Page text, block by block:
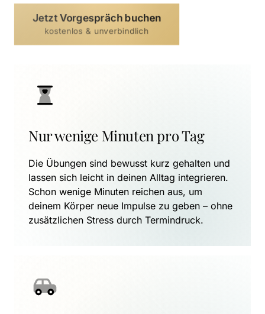
Jetzt Vorgespräch buchen
kostenlos & unverbindlich
Nur wenige Minuten pro Tag
Die Übungen sind bewusst kurz gehalten und
lassen sich leicht in deinen Alltag integrieren.
Schon wenige Minuten reichen aus, um
deinem Körper neue Impulse zu geben – ohne
zusätzlichen Stress durch Termindruck.